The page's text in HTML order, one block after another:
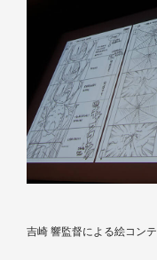
吉崎 響監督による絵コンテ